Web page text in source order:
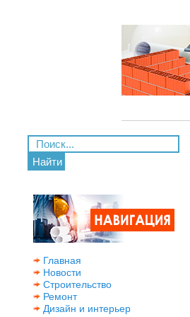
Найти
Главная
Новости
Строительство
Ремонт
Дизайн и интерьер